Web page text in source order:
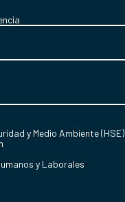
y Medio Ambiente (HSE)
y Laborales